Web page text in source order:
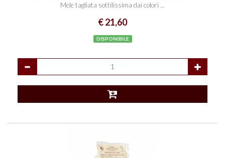
Mele tagliata sottilissima dai colori ...
€ 21,60
DISPONIBILE